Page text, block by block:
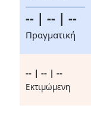
-- | -- | --
Πραγματική
-- | -- | --
Eκτιμώμενη